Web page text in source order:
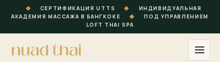
◆ СЕРТИФИКАЦИЯ UTTS ◆
ИНДИВИДУАЛЬНАЯ
АКАДЕМИЯ МАССАЖА В БАНГКОКЕ
◆
ПОД УПРАВЛЕНИЕМ
LOFT THAI SPA